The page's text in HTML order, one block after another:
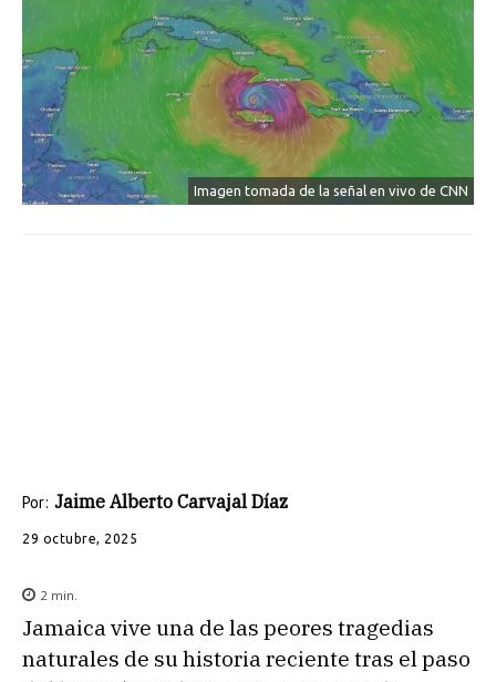
Imagen tomada de la señal en vivo de CNN
Por: Jaime Alberto Carvajal Díaz
29 octubre, 2025
2 min.
Jamaica vive una de las peores tragedias
naturales de su historia reciente tras el paso